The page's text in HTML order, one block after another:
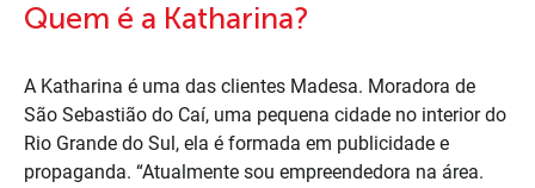
Quem é a Katharina?
A Katharina é uma das clientes Madesa. Moradora de
São Sebastião do Caí, uma pequena cidade no interior do
Rio Grande do Sul, ela é formada em publicidade e
propaganda. “Atualmente sou empreendedora na área.